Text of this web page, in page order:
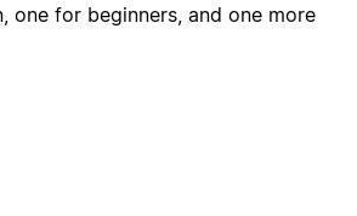
one for beginners, and one more